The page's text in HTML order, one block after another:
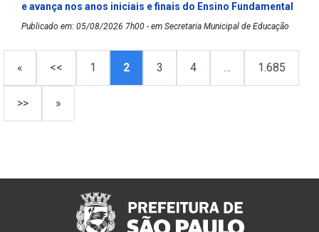
e avança nos anos iniciais e finais do Ensino Fundamental
Publicado em: 05/08/2026 7h00 - em Secretaria Municipal de Educação
« << 1 2 3 4 … 1.685
>> »